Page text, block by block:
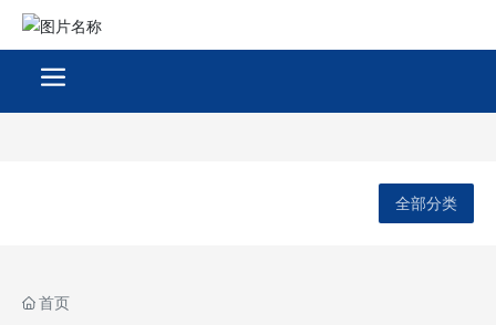
全部分类
首页